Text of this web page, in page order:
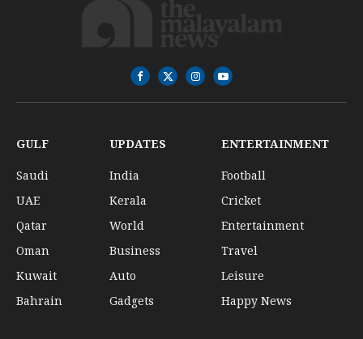
Facebook
X
(Twitter)
InstagramYouTube
GULF
Saudi
UAE
Qatar
Oman
Kuwait
Bahrain
UPDATES
India
Kerala
World
Business
Auto
Gadgets
ENTERTAINMENT
Football
Cricket
Entertainment
Travel
Leisure
Happy News